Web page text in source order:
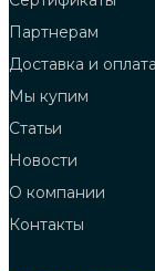
Партнерам
Доставка и оплата
Мы купим
Статьи
Новости
О компании
Контакты